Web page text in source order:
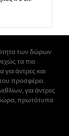
των δώρων
τα πιο
άντρες και
προσφέρει.
για άντρες
δώρα, πρωτότυπα